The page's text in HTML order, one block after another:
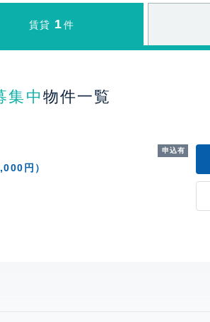
賃貸 1 件
集中 物件一覧
申込有
円）